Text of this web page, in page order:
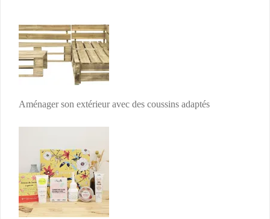
Aménager son extérieur avec des coussins adaptés